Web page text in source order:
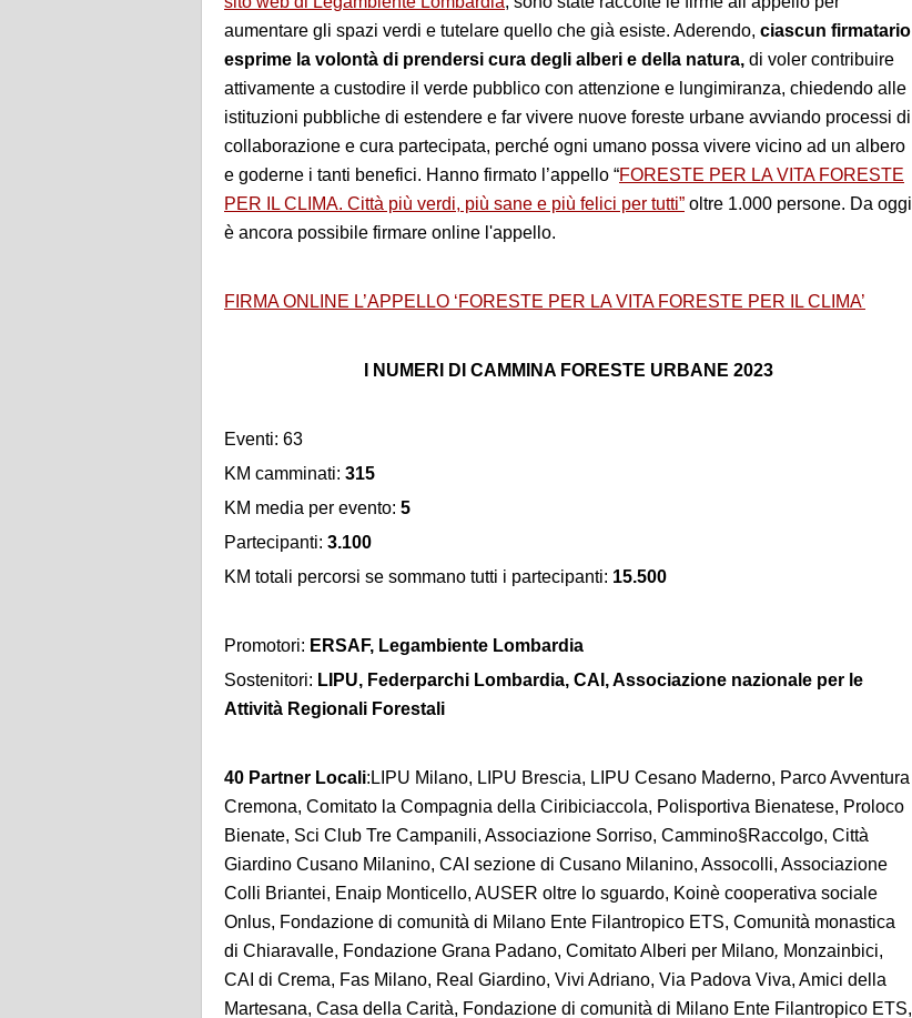
aumentare gli spazi verdi e tutelare quello che già esiste. Aderendo, ciascun firmatario
esprime la volontà di prendersi cura degli alberi e della natura, di voler contribuire
attivamente a custodire il verde pubblico con attenzione e lungimiranza, chiedendo alle
istituzioni pubbliche di estendere e far vivere nuove foreste urbane avviando processi di
collaborazione e cura partecipata, perché ogni umano possa vivere vicino ad un albero
e goderne i tanti benefici. Hanno firmato l’appello “FORESTE PER LA VITA FORESTE
PER IL CLIMA. Città più verdi, più sane e più felici per tutti” oltre 1.000 persone. Da oggi
è ancora possibile firmare online l'appello.
FIRMA ONLINE L’APPELLO ‘FORESTE PER LA VITA FORESTE PER IL CLIMA’
I NUMERI DI CAMMINA FORESTE URBANE 2023
Eventi: 63
KM camminati: 315
KM media per evento: 5
Partecipanti: 3.100
KM totali percorsi se sommano tutti i partecipanti: 15.500
Promotori: ERSAF, Legambiente Lombardia
Sostenitori: LIPU, Federparchi Lombardia, CAI, Associazione nazionale per le
Attività Regionali Forestali
40 Partner Locali:LIPU Milano, LIPU Brescia, LIPU Cesano Maderno, Parco Avventura
Cremona, Comitato la Compagnia della Ciribiciaccola, Polisportiva Bienatese, Proloco
Bienate, Sci Club Tre Campanili, Associazione Sorriso, Cammino§Raccolgo, Città
Giardino Cusano Milanino, CAI sezione di Cusano Milanino, Assocolli, Associazione
Colli Briantei, Enaip Monticello, AUSER oltre lo sguardo, Koinè cooperativa sociale
Onlus, Fondazione di comunità di Milano Ente Filantropico ETS, Comunità monastica
di Chiaravalle, Fondazione Grana Padano, Comitato Alberi per Milano, Monzainbici,
CAI di Crema, Fas Milano, Real Giardino, Vivi Adriano, Via Padova Viva, Amici della
Martesana, Casa della Carità, Fondazione di comunità di Milano Ente Filantropico ETS,